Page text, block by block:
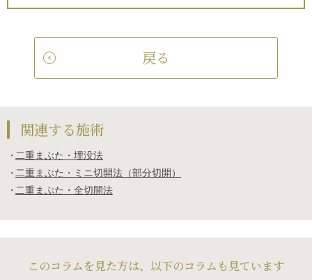
戻る
関連する施術
二重まぶた・埋没法
二重まぶた・ミニ切開法（部分切開）
二重まぶた・全切開法
このコラムを見た方は、以下のコラムも見ています